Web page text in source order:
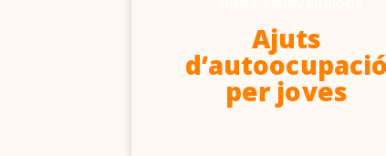
Ajuts
d’autoocupació
per joves